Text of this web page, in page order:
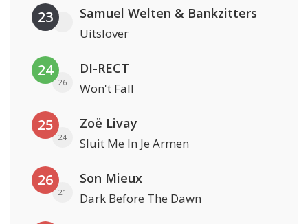
23 Samuel Welten & Bankzitters
Uitslover
24
26
DI-RECT
Won't Fall
25
24
Zoë Livay
Sluit Me In Je Armen
26
21
Son Mieux
Dark Before The Dawn